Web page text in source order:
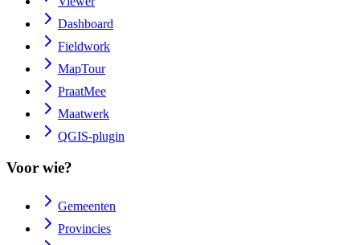
Dashboard
Fieldwork
MapTour
PraatMee
Maatwerk
QGIS-plugin
Voor wie?
Gemeenten
Provincies